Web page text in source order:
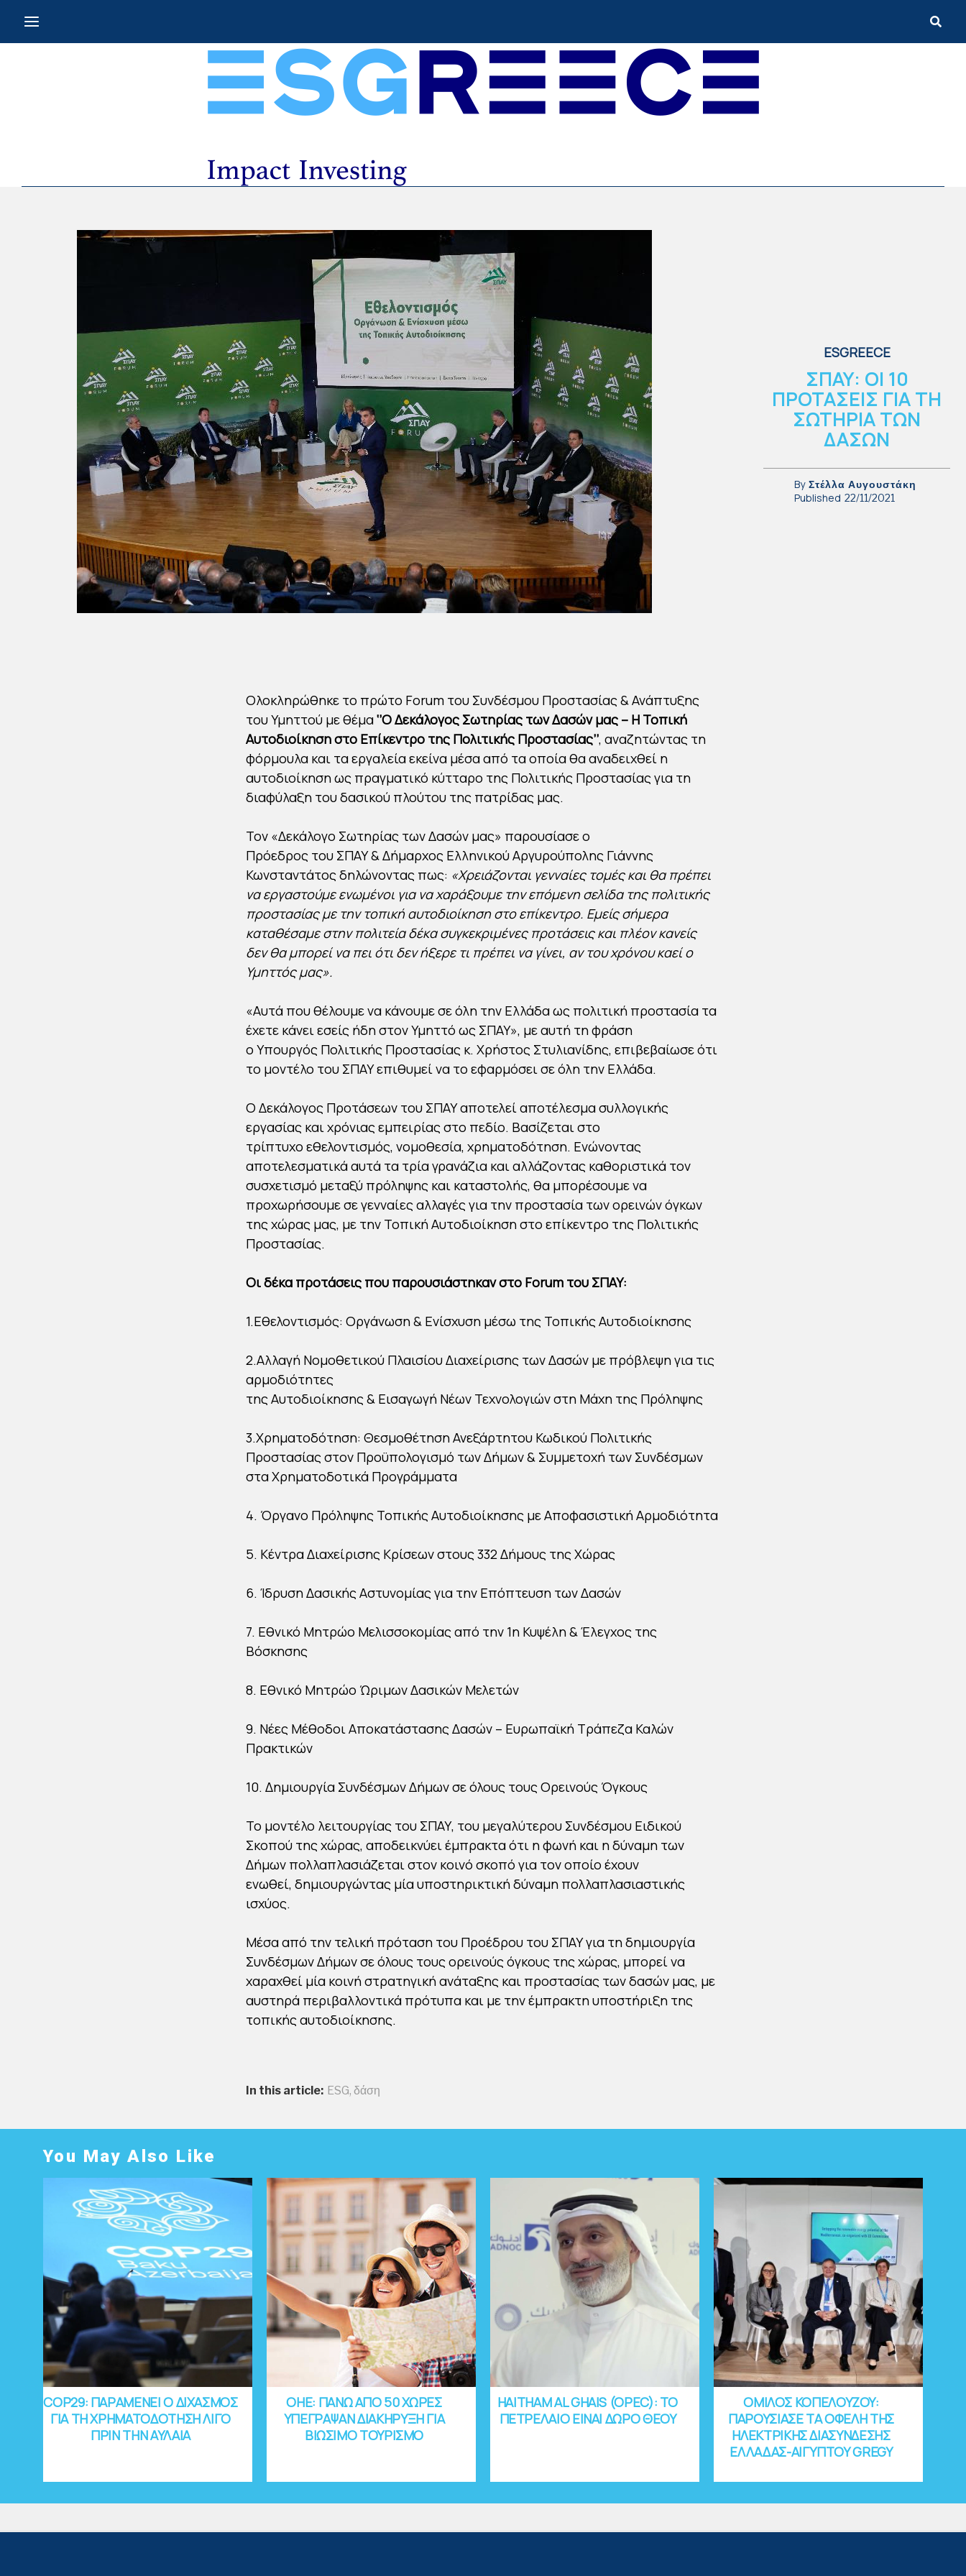
ESGREECE
ΣΠΑΥ: ΟΙ 10
ΠΡΟΤΑΣΕΙΣ ΓΙΑ ΤΗ
ΣΩΤΗΡΙΑ ΤΩΝ
ΔΑΣΩΝ
By Στέλλα Αυγουστάκη
Published 22/11/2021
Ολοκληρώθηκε το πρώτο Forum του Συνδέσμου Προστασίας & Ανάπτυξης
του Υμηττού με θέμα‘’Ο Δεκάλογος Σωτηρίας των Δασών μας – Η Τοπική
Αυτοδιοίκηση στο Επίκεντρο της Πολιτικής Προστασίας’’, αναζητώντας τη
φόρμουλα και τα εργαλεία εκείνα μέσα από τα οποία θα αναδειχθεί η
αυτοδιοίκηση ως πραγματικό κύτταρο της Πολιτικής Προστασίας για τη
διαφύλαξη του δασικού πλούτου της πατρίδας μας.
Τον «Δεκάλογο Σωτηρίας των Δασών μας» παρουσίασε ο
Πρόεδρος του ΣΠΑΥ & Δήμαρχος Ελληνικού Αργυρούπολης Γιάννης
Κωνσταντάτος δηλώνοντας πως: «Χρειάζονται γενναίες τομές και θα πρέπει
να εργαστούμε ενωμένοι για να χαράξουμε την επόμενη σελίδα της πολιτικής
προστασίας με την τοπική αυτοδιοίκηση στο επίκεντρο. Εμείς σήμερα
καταθέσαμε στην πολιτεία δέκα συγκεκριμένες προτάσεις και πλέον κανείς
δεν θα μπορεί να πει ότι δεν ήξερε τι πρέπει να γίνει, αν του χρόνου καεί ο
Υμηττός μας».
«Αυτά που θέλουμε να κάνουμε σε όλη την Ελλάδα ως πολιτική προστασία τα
έχετε κάνει εσείς ήδη στον Υμηττό ως ΣΠΑΥ», με αυτή τη φράση
ο Υπουργός Πολιτικής Προστασίας κ. Χρήστος Στυλιανίδης, επιβεβαίωσε ότι
το μοντέλο του ΣΠΑΥ επιθυμεί να το εφαρμόσει σε όλη την Ελλάδα.
Ο Δεκάλογος Προτάσεων του ΣΠΑΥ αποτελεί αποτέλεσμα συλλογικής
εργασίας και χρόνιας εμπειρίας στο πεδίο. Βασίζεται στο
τρίπτυχο εθελοντισμός, νομοθεσία, χρηματοδότηση. Ενώνοντας
αποτελεσματικά αυτά τα τρία γρανάζια και αλλάζοντας καθοριστικά τον
συσχετισμό μεταξύ πρόληψης και καταστολής, θα μπορέσουμε να
προχωρήσουμε σε γενναίες αλλαγές για την προστασία των ορεινών όγκων
της χώρας μας, με την Τοπική Αυτοδιοίκηση στο επίκεντρο της Πολιτικής
Προστασίας.
Οι δέκα προτάσεις που παρουσιάστηκαν στο Forum του ΣΠΑΥ:
1.Εθελοντισμός: Οργάνωση & Ενίσχυση μέσω της Τοπικής Αυτοδιοίκησης
2.Αλλαγή Νομοθετικού Πλαισίου Διαχείρισης των Δασών με πρόβλεψη για τις
αρμοδιότητες
της Αυτοδιοίκησης & Εισαγωγή Νέων Τεχνολογιών στη Μάχη της Πρόληψης
3.Χρηματοδότηση: Θεσμοθέτηση Ανεξάρτητου Κωδικού Πολιτικής
Προστασίας στον Προϋπολογισμό των Δήμων & Συμμετοχή των Συνδέσμων
στα Χρηματοδοτικά Προγράμματα
4. Όργανο Πρόληψης Τοπικής Αυτοδιοίκησης με Αποφασιστική Αρμοδιότητα
5. Κέντρα Διαχείρισης Κρίσεων στους 332 Δήμους της Χώρας
6. Ίδρυση Δασικής Αστυνομίας για την Επόπτευση των Δασών
7. Εθνικό Μητρώο Μελισσοκομίας από την 1η Κυψέλη & Έλεγχος της
Βόσκησης
8. Εθνικό Μητρώο Ώριμων Δασικών Μελετών
9. Νέες Μέθοδοι Αποκατάστασης Δασών – Ευρωπαϊκή Τράπεζα Καλών
Πρακτικών
10. Δημιουργία Συνδέσμων Δήμων σε όλους τους Ορεινούς Όγκους
Το μοντέλο λειτουργίας του ΣΠΑΥ, του μεγαλύτερου Συνδέσμου Ειδικού
Σκοπού της χώρας, αποδεικνύει έμπρακτα ότι η φωνή και η δύναμη των
Δήμων πολλαπλασιάζεται στον κοινό σκοπό για τον οποίο έχουν
ενωθεί, δημιουργώντας μία υποστηρικτική δύναμη πολλαπλασιαστικής
ισχύος.
Μέσα από την τελική πρόταση του Προέδρου του ΣΠΑΥ για τη δημιουργία
Συνδέσμων Δήμων σε όλους τους ορεινούς όγκους της χώρας, μπορεί να
χαραχθεί μία κοινή στρατηγική ανάταξης και προστασίας των δασών μας, με
αυστηρά περιβαλλοντικά πρότυπα και με την έμπρακτη υποστήριξη της
τοπικής αυτοδιοίκησης.
In this article: ESG, δάση
You May Also Like
COP29: ΠΑΡΑΜΕΝΕΙ Ο ΔΙΧΑΣΜΟΣ
ΓΙΑ ΤΗ ΧΡΗΜΑΤΟΔΟΤΗΣΗ ΛΙΓΟ
ΠΡΙΝ ΤΗΝ ΑΥΛΑΙΑ
OHE: ΠΑΝΩ ΑΠΟ 50 ΧΩΡΕΣ
ΥΠΕΓΡΑΨΑΝ ΔΙΑΚΗΡΥΞΗ ΓΙΑ
ΒΙΩΣΙΜΟ ΤΟΥΡΙΣΜΟ
HAITHAM AL GHAIS (OPEC): ΤΟ
ΠΕΤΡΕΛΑΙΟ ΕΙΝΑΙ ΔΩΡΟ ΘΕΟΥ
ΟΜΙΛΟΣ ΚΟΠΕΛΟΥΖΟΥ:
ΠΑΡΟΥΣΙΑΣΕ ΤΑ ΟΦΕΛΗ ΤΗΣ
ΗΛΕΚΤΡΙΚΗΣ ΔΙΑΣΥΝΔΕΣΗΣ
ΕΛΛΑΔΑΣ-ΑΙΓΥΠΤΟΥ GREGY